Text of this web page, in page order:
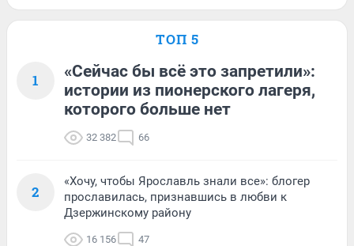
ТОП 5
1
«Сейчас бы всё это запретили»:
истории из пионерского лагеря,
которого больше нет
32 382 66
2
«Хочу, чтобы Ярославль знали все»: блогер
прославилась, признавшись в любви к
Дзержинскому району
16 156 47